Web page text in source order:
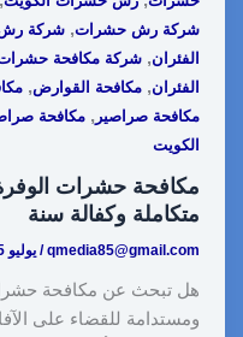
شركة رش حشرات,شركة
الفئران,شركة مكافحة
الفئران,مكافحة القوارض,
مكافحة صراصير ,مكافحة
الكويت
متكاملة وكفالة سنة
qmedia85@gmail.com
/يوليو 5, 2025
هل تبحث عن مكافحة
ومستدامة للقضاء على